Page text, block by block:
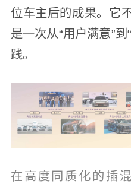
位车主后的成果。它
是一次从“用户满意”
践。
在高度同质化的插